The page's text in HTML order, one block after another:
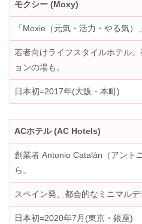
モクシー (Moxy)
「Moxie（元気・活力・やる気）
若者向けライフスタイルホテル
ョンの場も。
日本初=2017年(大阪・本町)
ACホテル (AC Hotels)
創業者 Antonio Catalán（アント
ら。
スペイン発、都会的なミニマルデ
日本初=2020年7月(東京・銀座)